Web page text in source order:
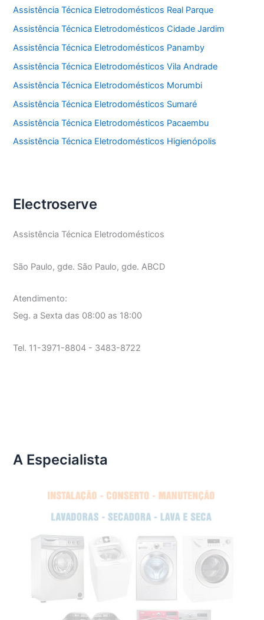
Assistência Técnica Eletrodomésticos Real Parque
Assistência Técnica Eletrodomésticos Cidade Jardim
Assistência Técnica Eletrodomésticos Panamby
Assistência Técnica Eletrodomésticos Vila Andrade
Assistência Técnica Eletrodomésticos Morumbi
Assistência Técnica Eletrodomésticos Sumaré
Assistência Técnica Eletrodomésticos Pacaembu
Assistência Técnica Eletrodomésticos Higienópolis
Electroserve
Assistência Técnica Eletrodomésticos
São Paulo, gde. São Paulo, gde. ABCD
Atendimento:
Seg. a Sexta das 08:00 as 18:00
Tel. 11-3971-8804 - 3483-8722
A Especialista